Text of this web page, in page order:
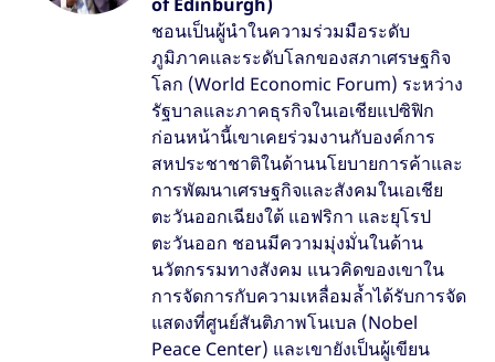
ชอนเป็นผู้นำในความร่วมมือระดับ
ภูมิภาคและระดับโลกของสภาเศรษฐกิจ
โลก (World Economic Forum) ระหว่าง
รัฐบาลและภาคธุรกิจในเอเชียแปซิฟิก
ก่อนหน้านี้เขาเคยร่วมงานกับองค์การ
สหประชาชาติในด้านนโยบายการค้าและ
การพัฒนาเศรษฐกิจและสังคมในเอเชีย
ตะวันออกเฉียงใต้ แอฟริกา และยุโรป
ตะวันออก ชอนมีความมุ่งมั่นในด้าน
นวัตกรรมทางสังคม แนวคิดของเขาใน
การจัดการกับความเหลื่อมล้ำได้รับการจัด
แสดงที่ศูนย์สันติภาพโนเบล (Nobel
Peace Center) และเขายังเป็นผู้เขียน